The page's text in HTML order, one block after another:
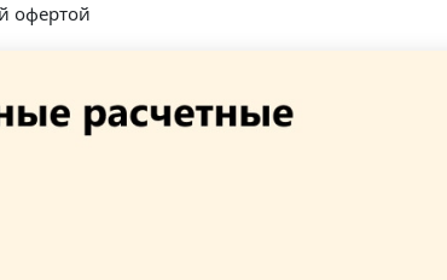
офертой